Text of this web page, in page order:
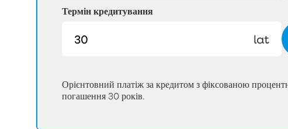
Термін кредитування
lat
Орієнтовний платіж за кредитом з фіксованою
погашення 30 років.